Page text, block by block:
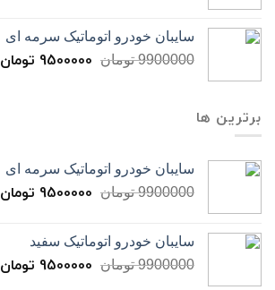
سایبان خودرو اتوماتیک سرمه ای
9900000 تومان 9500000 تومان
برترین ها
سایبان خودرو اتوماتیک سرمه ای
9900000 تومان 9500000 تومان
سایبان خودرو اتوماتیک سفید
9900000 تومان 9500000 تومان